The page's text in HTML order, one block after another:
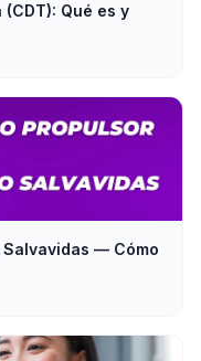
Qué es y
Salvavidas — Cómo